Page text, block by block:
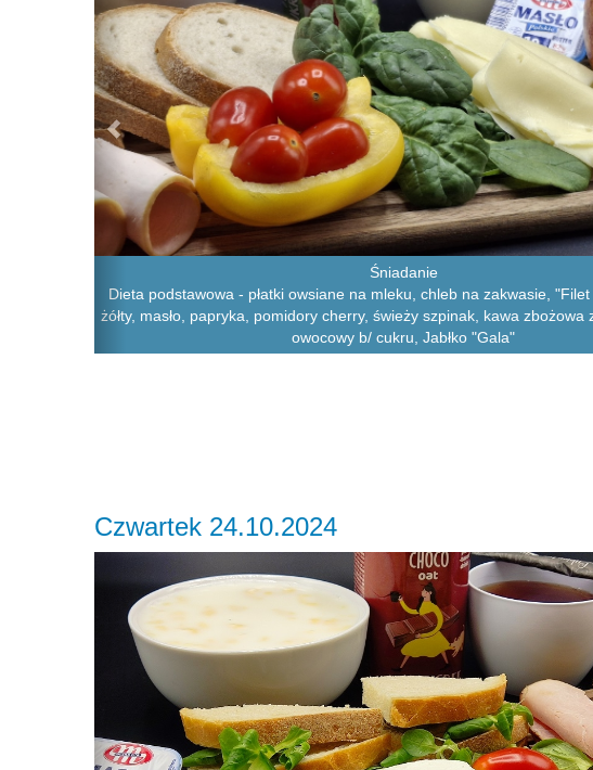
Śniadanie
Dieta podstawowa - płatki owsiane na mleku, chleb na zakwasie,
żółty, masło, papryka, pomidory cherry, świeży szpinak, kawa zbożowa
owocowy b/ cukru, Jabłko "Gala"
Czwartek 24.10.2024